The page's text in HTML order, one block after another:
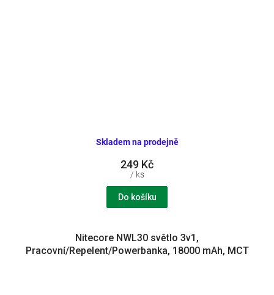
Skladem na prodejně
249 Kč
/ ks
Do košíku
Nitecore NWL30 světlo 3v1,
Pracovní/Repelent/Powerbanka, 18000 mAh, MCT